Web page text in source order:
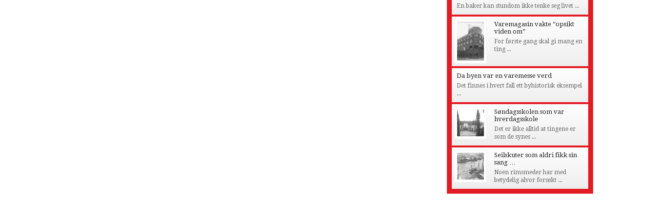
En baker kan stundom ikke tenke seg livet ...
Varemagasin vakte ”opsikt
viden om”
For første gang skal gi mang en
ting ...
Da byen var en varemesse verd
Det finnes i hvert fall ett byhistorisk eksempel
...
Søndagsskolen som var
hverdagsskole
Det er ikke alltid at tingene er
som de synes ...
Seilskuter som aldri fikk sin
sang …
Noen rimsmeder har med
betydelig alvor forsøkt ...